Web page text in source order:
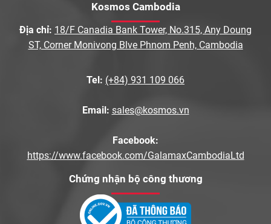
Kosmos Cambodia
Địa chỉ: 18/F Canadia Bank Tower, No.315, Any Doung
ST, Corner Monivong Blve Phnom Penh, Cambodia
Tel: (+84) 931 109 066
Email: sales@kosmos.vn
Facebook:
https://www.facebook.com/GalamaxCambodiaLtd
Chứng nhận bộ công thương